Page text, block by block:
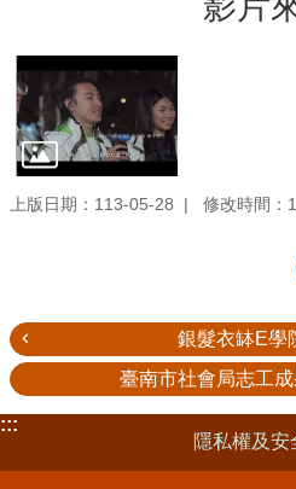
上版日期：113-05-28 修改時間：
銀髮衣缽E學
臺南市社會局志工
:::
隱私權及安